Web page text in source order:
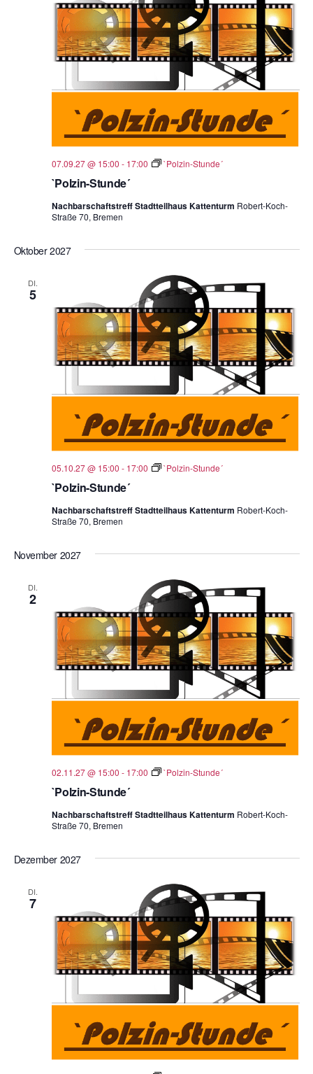
`Polzin-Stunde´
07.09.27 @ 15:00 - 17:00 `Polzin-Stunde´
Nachbarschaftstreff Stadtteilhaus Kattenturm Robert-Koch-
Straße 70, Bremen
Oktober 2027
DI.
5
`Polzin-Stunde´
05.10.27 @ 15:00 - 17:00 `Polzin-Stunde´
Nachbarschaftstreff Stadtteilhaus Kattenturm Robert-Koch-
Straße 70, Bremen
November 2027
DI.
2
`Polzin-Stunde´
02.11.27 @ 15:00 - 17:00 `Polzin-Stunde´
Nachbarschaftstreff Stadtteilhaus Kattenturm Robert-Koch-
Straße 70, Bremen
Dezember 2027
DI.
7